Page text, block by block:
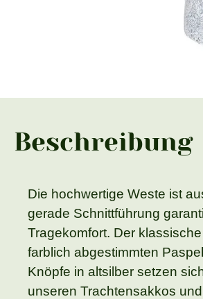
Beschreibung
Die hochwertige Weste ist
gerade Schnittführung
Tragekomfort. Der
farblich abgestimmten
Knöpfe in altsilber setzen
unseren Trachtensakkos